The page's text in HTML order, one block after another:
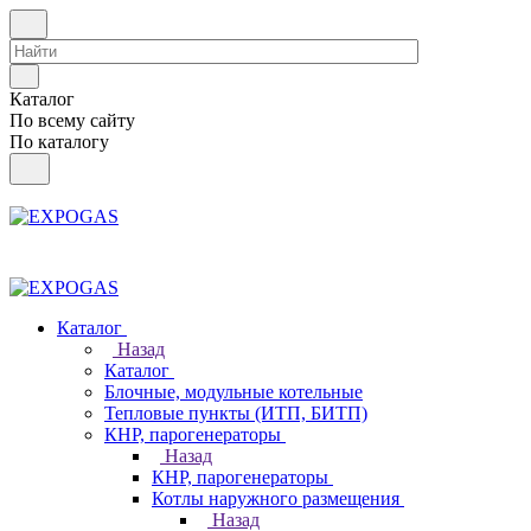
Каталог
По всему сайту
По каталогу
Каталог
Назад
Каталог
Блочные, модульные котельные
Тепловые пункты (ИТП, БИТП)
КНР, парогенераторы
Назад
КНР, парогенераторы
Котлы наружного размещения
Назад